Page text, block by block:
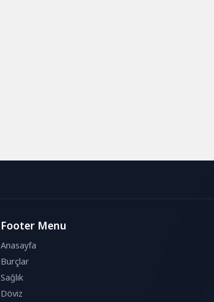
Footer Menu
Anasayfa
Burçlar
Sağlık
Döviz